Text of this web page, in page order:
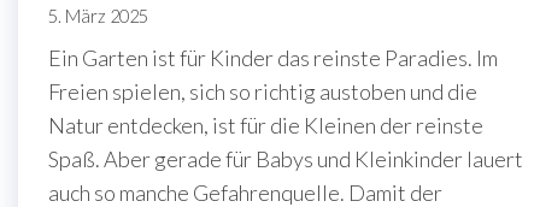
5. März 2025
Ein Garten ist für Kinder das reinste Paradies. Im
Freien spielen, sich so richtig austoben und die
Natur entdecken, ist für die Kleinen der reinste
Spaß. Aber gerade für Babys und Kleinkinder lauert
auch so manche Gefahrenquelle. Damit der